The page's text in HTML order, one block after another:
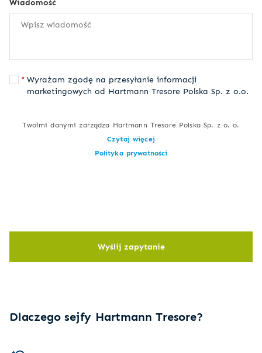
Wiadomość
Wyrażam zgodę na przesyłanie informacji
marketingowych od Hartmann Tresore Polska Sp. z o.o.
Twoimi danymi zarządza Hartmann Tresore Polska Sp. z o. o.
Czytaj więcej
Polityka prywatności
Wyślij zapytanie
Dlaczego sejfy Hartmann Tresore?